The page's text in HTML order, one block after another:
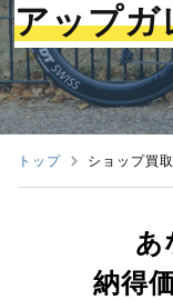
アップガ
トップ ショップ買
あ
納得